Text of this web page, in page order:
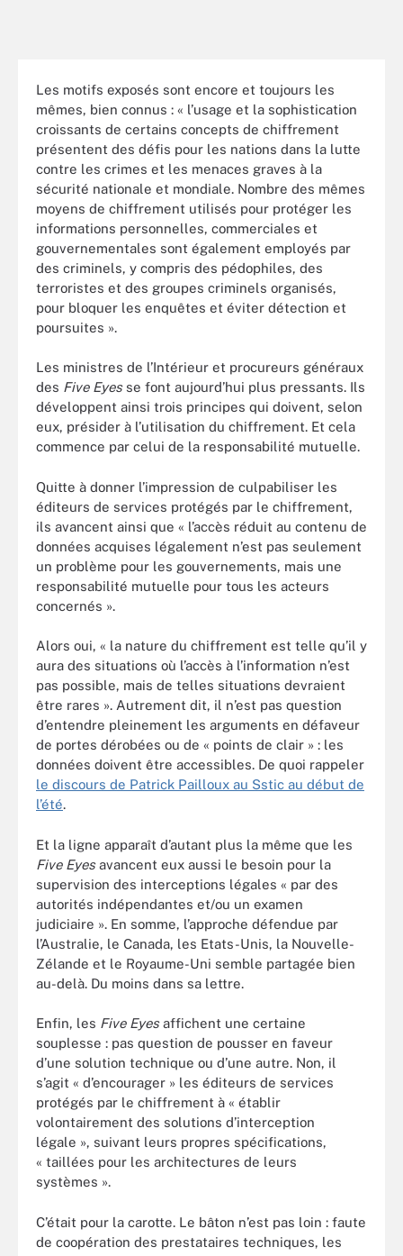
Les motifs exposés sont encore et toujours les
mêmes, bien connus : « l’usage et la sophistication
croissants de certains concepts de chiffrement
présentent des défis pour les nations dans la lutte
contre les crimes et les menaces graves à la
sécurité nationale et mondiale. Nombre des mêmes
moyens de chiffrement utilisés pour protéger les
informations personnelles, commerciales et
gouvernementales sont également employés par
des criminels, y compris des pédophiles, des
terroristes et des groupes criminels organisés,
pour bloquer les enquêtes et éviter détection et
poursuites ».
Les ministres de l’Intérieur et procureurs généraux
des Five Eyes se font aujourd’hui plus pressants. Ils
développent ainsi trois principes qui doivent, selon
eux, présider à l’utilisation du chiffrement. Et cela
commence par celui de la responsabilité mutuelle.
Quitte à donner l’impression de culpabiliser les
éditeurs de services protégés par le chiffrement,
ils avancent ainsi que « l’accès réduit au contenu de
données acquises légalement n’est pas seulement
un problème pour les gouvernements, mais une
responsabilité mutuelle pour tous les acteurs
concernés ».
Alors oui, « la nature du chiffrement est telle qu’il y
aura des situations où l’accès à l’information n’est
pas possible, mais de telles situations devraient
être rares ». Autrement dit, il n’est pas question
d’entendre pleinement les arguments en défaveur
de portes dérobées ou de « points de clair » : les
données doivent être accessibles. De quoi rappeler
le discours de Patrick Pailloux au Sstic au début de
l’été.
Et la ligne apparaît d’autant plus la même que les
Five Eyesavancent eux aussi le besoin pour la
supervision des interceptions légales « par des
autorités indépendantes et/ou un examen
judiciaire ». En somme, l’approche défendue par
l’Australie, le Canada, les Etats-Unis, la Nouvelle-
Zélande et le Royaume-Uni semble partagée bien
au-delà. Du moins dans sa lettre.
Enfin, les Five Eyesaffichent une certaine
souplesse : pas question de pousser en faveur
d’une solution technique ou d’une autre. Non, il
s’agit « d’encourager » les éditeurs de services
protégés par le chiffrement à « établir
volontairement des solutions d’interception
légale », suivant leurs propres spécifications,
« taillées pour les architectures de leurs
systèmes ».
C’était pour la carotte. Le bâton n’est pas loin : faute
de coopération des prestataires techniques, les